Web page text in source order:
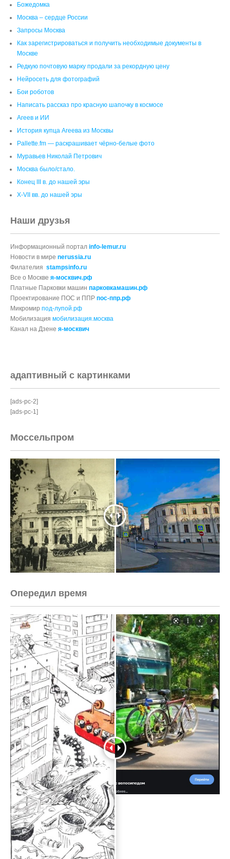
Божедомка
Москва – сердце России
Запросы Москва
Как зарегистрироваться и получить необходимые документы в
Москве
Редкую почтовую марку продали за рекордную цену
Нейросеть для фотографий
Бои роботов
Написать рассказ про красную шапочку в космосе
Агеев и ИИ
История купца Агеева из Москвы
Pallette.fm — раскрашивает чёрно‑белые фото
Муравьев Николай Петрович
Москва было/стало.
Конец III в. до нашей эры
X-VII вв. до нашей эры
Наши друзья
Информационный портал info-lemur.ru
Новости в мире nerussia.ru
Филателия stampsinfo.ru
Все о Москве я-москвич.рф
Платные Парковки машин парковкамашин.рф
Проектирование ПОС и ППР пос-ппр.рф
Микромир под-лупой.рф
Мобилизация мобилизация.москва
Канал на Дзене я-москвич
адаптивный с картинками
[ads-pc-2]
[ads-pc-1]
Моссельпром
Опередил время